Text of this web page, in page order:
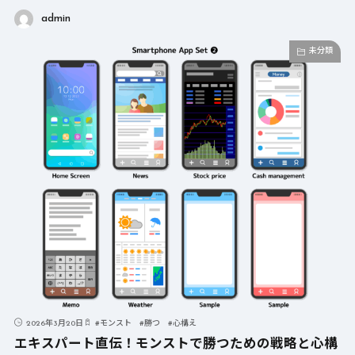
admin
未分類
2026年3月20日 #モンスト #勝つ #心構え
エキスパート直伝！モンストで勝つための戦略と心構